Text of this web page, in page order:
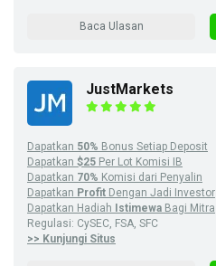
Baca Ulasan
JustMarkets
Dapatkan 50% Bonus Setiap Deposit
Dapatkan $25 Per Lot Komisi IB
Dapatkan 70% Komisi dari Penyalin
Dapatkan Profit Dengan Jadi Investor
Dapatkan Hadiah
Istimewa Bagi Mitra
Regulasi: CySEC, FSA, SFC
>> Kunjungi Situs